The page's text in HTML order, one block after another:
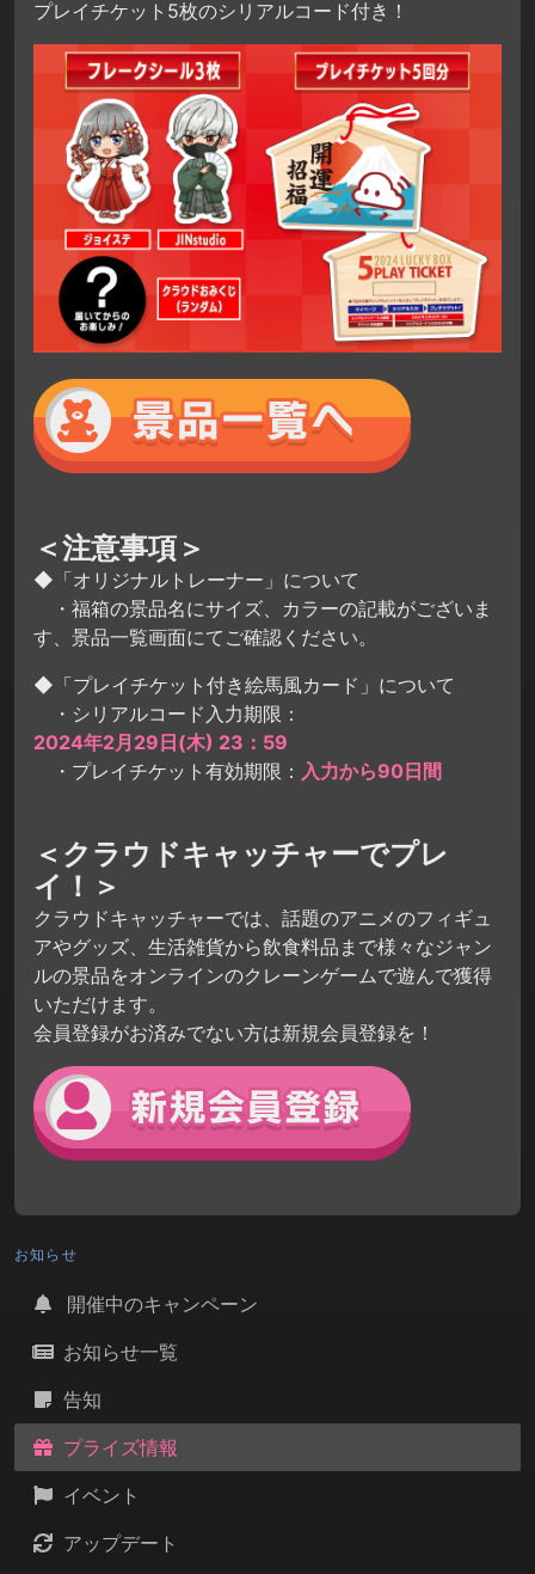
プレイチケット5枚のシリアルコード付き！
＜注意事項＞
◆「オリジナルトレーナー」について
・福箱の景品名にサイズ、カラーの記載がございま
す、景品一覧画面にてご確認ください。
◆「プレイチケット付き絵馬風カード」について
・シリアルコード入力期限：
2024年2月29日(木) 23：59
・プレイチケット有効期限： 入力から90日間
＜クラウドキャッチャーでプレ
イ！＞
クラウドキャッチャーでは、話題のアニメのフィギュ
アやグッズ、生活雑貨から飲食料品まで様々なジャン
ルの景品をオンラインのクレーンゲームで遊んで獲得
いただけます。
会員登録がお済みでない方は新規会員登録を！
お知らせ
開催中のキャンペーン
お知らせ一覧
告知
プライズ情報
イベント
アップデート